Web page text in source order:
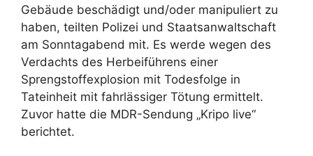
Gebäude beschädigt und/oder manipuliert zu
haben, teilten Polizei und Staatsanwaltschaft
am Sonntagabend mit. Es werde wegen des
Verdachts des Herbeiführens einer
Sprengstoffexplosion mit Todesfolge in
Tateinheit mit fahrlässiger Tötung ermittelt.
Zuvor hatte die MDR-Sendung „Kripo live“
berichtet.